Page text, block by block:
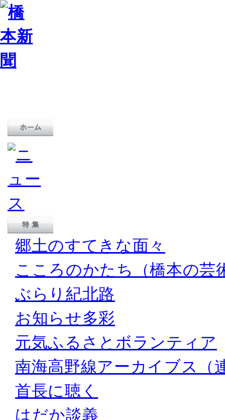
郷土のすてきな面々
こころのかたち（橋本の芸
ぶらり紀北路
お知らせ多彩
元気ふるさとボランティア
南海高野線アーカイブス（
首長に聴く
はだか談義